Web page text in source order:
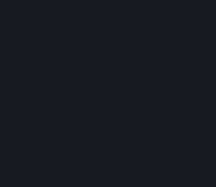
Los DLC adquiridos en la tienda de
durante catorce días después de su
pertenecen se ha jugado menos de
adquisición del DLC, y siempre que
modificado o transferido. Por favor,
casos Steam no podrá reembolsar
ejemplo, si el DLC sube de nivel
del juego). Estas excepciones estarán
como no reembolsables en la página
Reembolsos en compras realizadas